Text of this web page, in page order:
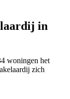
in
woningen het
zich